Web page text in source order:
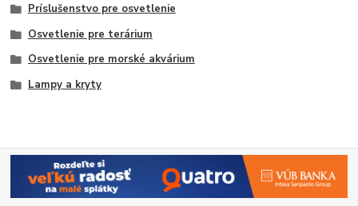
Príslušenstvo pre osvetlenie
Osvetlenie pre terárium
Osvetlenie pre morské akvárium
Lampy a kryty